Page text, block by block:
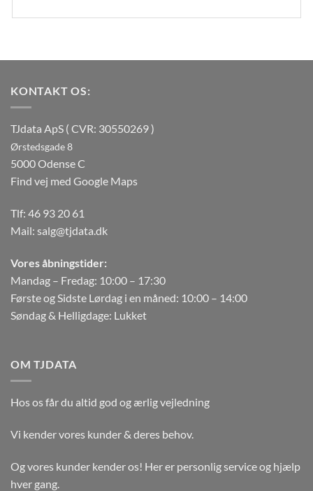
KONTAKT OS:
TJdata ApS ( CVR: 30550269 )
Ørstedsgade 8
5000 Odense C
Find vej med Google Maps
Tlf: 46 93 20 61
Mail: salg@tjdata.dk
Vores åbningstider:
Mandag – Fredag: 10:00 – 17:30
Første og Sidste Lørdag i en måned: 10:00 – 14:00
Søndag & Helligdage: Lukket
OM TJDATA
Hos os får du altid god og ærlig vejledning
Vi kender vores kunder & deres behov.
Og vores kunder kender os! Her er personlig service og hjælp
hver gang.